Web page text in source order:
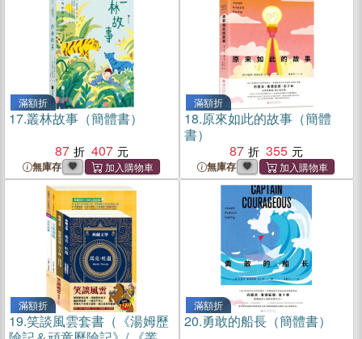
滿額折
17.叢林故事（簡體書）
87
407
無庫存
滿額折
18.原來如此的故事（簡體
書）
87
355
無庫存
滿額折
19.笑談風雲套書（《湯姆歷
滿額折
20.勇敢的船長（簡體書）